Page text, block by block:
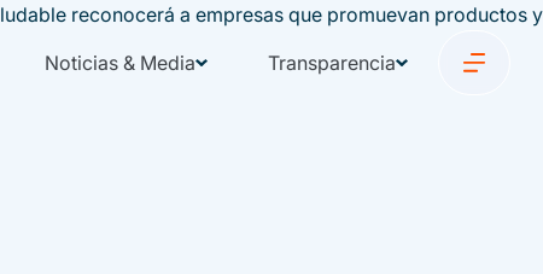
Noticias & Media Transparencia